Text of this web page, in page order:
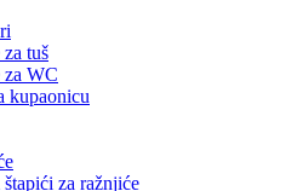
za tuš
za WC
kupaonicu
za ražnjiće